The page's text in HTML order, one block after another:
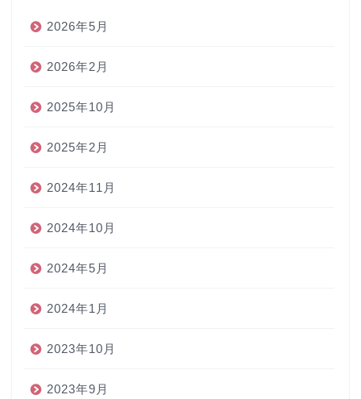
2026年5月
2026年2月
2025年10月
2025年2月
2024年11月
2024年10月
2024年5月
2024年1月
2023年10月
2023年9月